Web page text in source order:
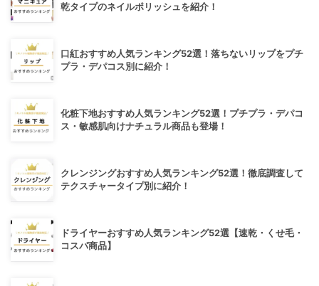
乾タイプのネイルポリッシュを紹介！
口紅おすすめ人気ランキング52選！落ちないリップをプチ
プラ・デパコス別に紹介！
化粧下地おすすめ人気ランキング52選！プチプラ・デパコ
ス・敏感肌向けナチュラル商品も登場！
クレンジングおすすめ人気ランキング52選！徹底調査して
テクスチャータイプ別に紹介！
ドライヤーおすすめ人気ランキング52選【速乾・くせ毛・
コスパ商品】